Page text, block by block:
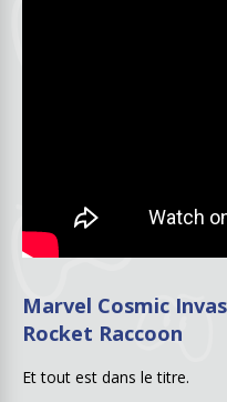
Marvel Cosmic
Rocket Raccoon
Et tout est dans le titre.